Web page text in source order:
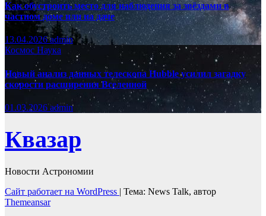
Как обустроить место для наблюдения за звёздами в
частном доме или на даче
13.04.2026admin
Космос Наука
Новый анализ данных телескопа Hubble усилил загадку
скорости расширения Вселенной
01.03.2026admin
Квазар
Новости Астрономии
Сайт работает на WordPress | Тема: News Talk, автор
Themeansar